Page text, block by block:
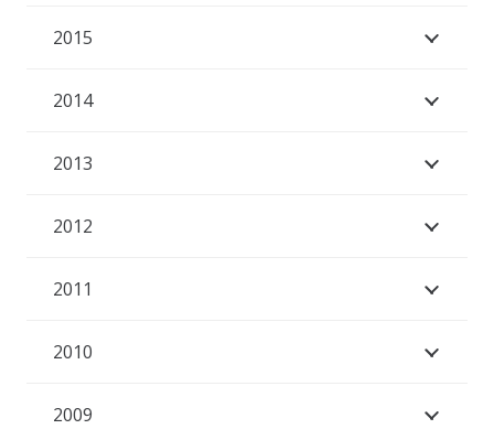
2015
2014
2013
2012
2011
2010
2009